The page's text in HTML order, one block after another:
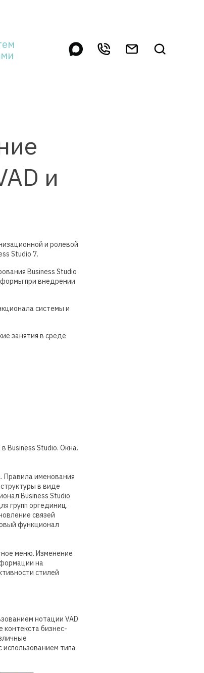
и
и ролевой
Studio 7.
Business Studio
при внедрении
системы и
занятия в среде
Business Studio. Окна.
Правила именования
в виде
Business Studio
групп оргединиц.
связей
функционал
меню. Изменение
на
стилей
нотации VAD
бизнес-
типа